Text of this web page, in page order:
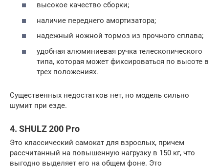
высокое качество сборки;
наличие переднего амортизатора;
надежный ножной тормоз из прочного сплава;
удобная алюминиевая ручка телескопического
типа, которая может фиксироваться по высоте в
трех положениях.
Существенных недостатков нет, но модель сильно
шумит при езде.
4. SHULZ 200 Pro
Это классический самокат для взрослых, причем
рассчитанный на повышенную нагрузку в 150 кг, что
выгодно выделяет его на общем фоне. Это